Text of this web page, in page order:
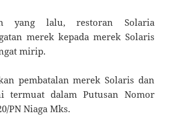
yang lalu, restoran Solaria
merek kepada merek Solaris
mirip.
pembatalan merek Solaris dan
termuat dalam Putusan Nomor
PN Niaga Mks.